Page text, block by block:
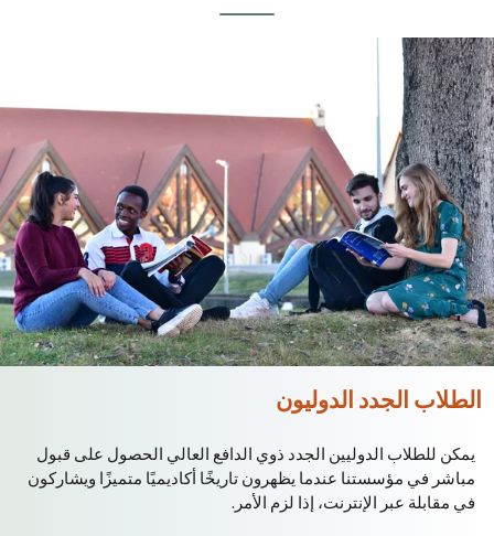
الطلاب الجدد الدوليون
يمكن للطلاب الدوليين الجدد ذوي الدافع العالي الحصول على قبول
مباشر في مؤسستنا عندما يظهرون تاريخًا أكاديميًا متميزًا ويشاركون
في مقابلة عبر الإنترنت، إذا لزم الأمر.